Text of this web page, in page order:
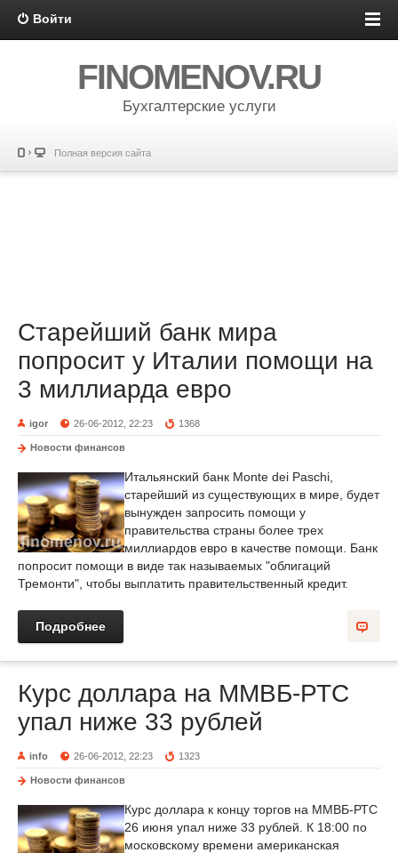
Войти
FINOMENOV.RU
Бухгалтерские услуги
Полная версия сайта
Старейший банк мира
попросит у Италии помощи на
3 миллиарда евро
igor 26-06-2012, 22:23 1368
Новости финансов
Итальянский банк Monte dei Paschi,
старейший из существующих в мире, будет
вынужден запросить помощи у
правительства страны более трех
миллиардов евро в качестве помощи. Банк
попросит помощи в виде так называемых "облигаций
Тремонти", чтобы выплатить правительственный кредит.
Подробнее
Курс доллара на ММВБ-РТС
упал ниже 33 рублей
info 26-06-2012, 22:23 1323
Новости финансов
Курс доллара к концу торгов на ММВБ-РТС
26 июня упал ниже 33 рублей. К 18:00 по
московскому времени американская